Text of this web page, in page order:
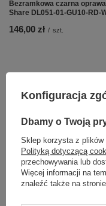
Bezramkowa czarna
Share DL051-01-GU10-RD-
146,00 zł / szt.
Konfiguracja
Dbamy o Twoją
Sklep korzysta z plików
Polityką dotyczącą
przechowywania lub
Więcej informacji na
znaleźć także na stronie